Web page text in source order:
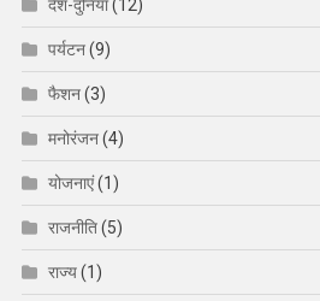
देश-दुनिया(12)
पर्यटन(9)
फैशन(3)
मनोरंजन(4)
योजनाएं(1)
राजनीति(5)
राज्य(1)